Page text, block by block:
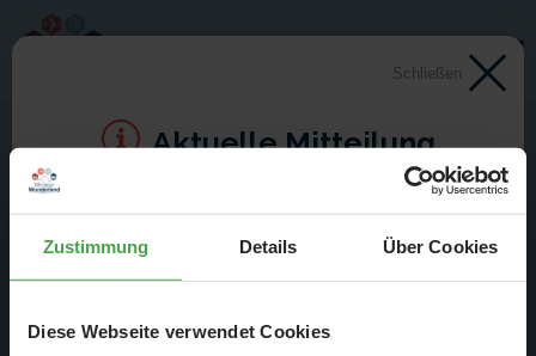
Zustimmung Details Über Cookies
Diese Webseite verwendet Cookies
drehscheibe vom 29.
Januar 2017 um 12:10 Uhr
Wer den Beitrag verpasst hat, kann ihn sich
Schließen
Aktuelle Mitteilung
Der Spar-Hammer: 25 % Ersparnis bei
Große Pötte & kleine Züge im August und
September - ohne Wartezeit
- anschließender Wunderland-Besuch